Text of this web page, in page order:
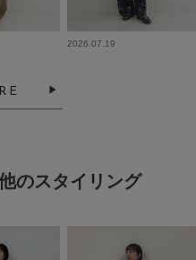
2026.07.19
のスタイリング